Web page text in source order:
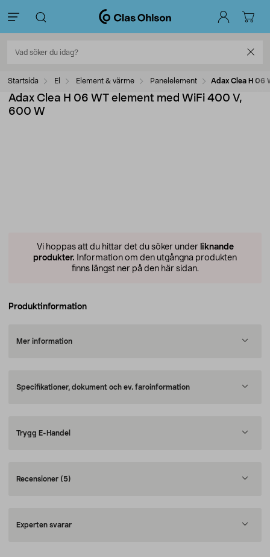
Startsida El Element & värme Panelelement Adax Clea H 06
Adax Clea H 06 WT element med WiFi 400 V,
600 W
Vi hoppas att du hittar det du söker under liknande
produkter. Information om den utgångna produkten
finns längst ner på den här sidan.
Produktinformation
Mer information
Specifikationer, dokument och ev. faroinformation
Trygg E-Handel
Recensioner (5)
Experten svarar